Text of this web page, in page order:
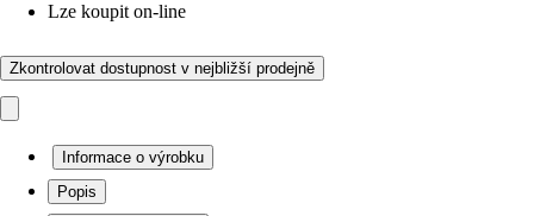
Lze koupit on-line
Zkontrolovat dostupnost v nejbližší prodejně
Informace o výrobku
Popis